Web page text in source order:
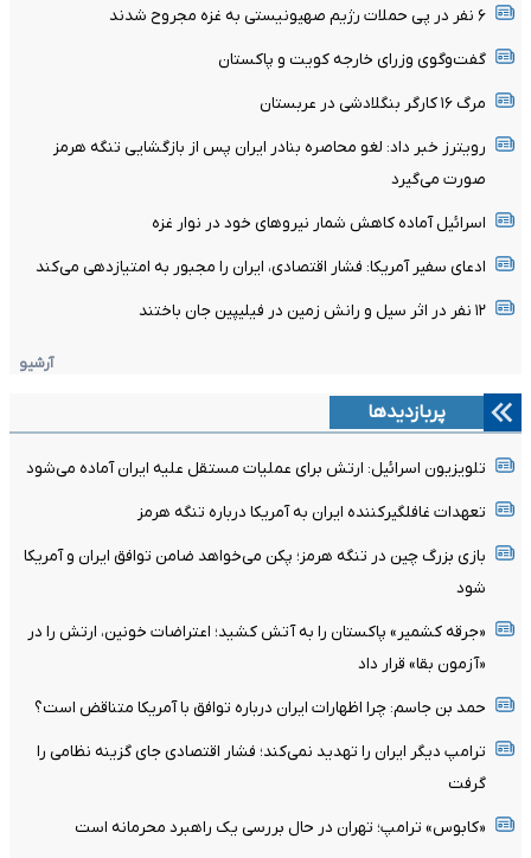
۶ نفر در پی حملات رژیم صهیونیستی به غزه مجروح شدند
گفت‌وگوی وزرای خارجه کویت و پاکستان
مرگ ۱۶ کارگر بنگلادشی در عربستان
رویترز خبر داد: لغو محاصره بنادر ایران پس از بازگشایی تنگه هرمز
صورت می‌گیرد
اسرائیل آماده کاهش شمار نیروهای خود در نوار غزه
ادعای سفیر آمریکا: فشار اقتصادی، ایران را مجبور به امتیازدهی می‌کند
۱۲ نفر در اثر سیل و رانش زمین در فیلیپین جان باختند
آرشیو
پربازدیدها
تلویزیون اسرائیل: ارتش برای عملیات مستقل علیه ایران آماده می‌شود
تعهدات غافلگیرکننده ایران به آمریکا درباره تنگه هرمز
بازی بزرگ چین در تنگه هرمز؛ پکن می‌خواهد ضامن توافق ایران و آمریکا
شود
«جرقه کشمیر» پاکستان را به آتش کشید؛ اعتراضات خونین، ارتش را در
«آزمون بقا» قرار داد
حمد بن جاسم: چرا اظهارات ایران درباره توافق با آمریکا متناقض است؟
ترامپ دیگر ایران را تهدید نمی‌کند؛ فشار اقتصادی جای گزینه نظامی را
گرفت
«کابوس» ترامپ؛ تهران در حال بررسی یک راهبرد محرمانه است